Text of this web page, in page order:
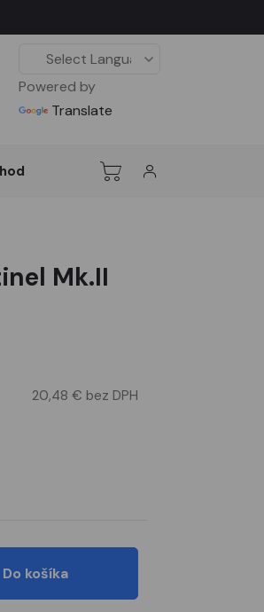
Powered by
Translate
Mk.II
20,48 € bez DPH
Do košíka